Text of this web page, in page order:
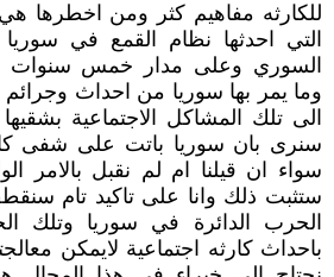
للكارثه مفاهيم كثر ومن اخطرها هي
التي احدثها نظام القمع في سوريا
السوري وعلى مدار خمس سنوات
وما يمر بها سوريا من احداث
الى تلك المشاكل الاجتماعية
سنرى بان سوريا باتت على شفى
سواء ان قيلنا ام لم نقبل بالامر
ستثبت ذلك وانا على تاكيد تام
الحرب الدائرة في سوريا وتلك
باحداث كارثه اجتماعية لايمكن